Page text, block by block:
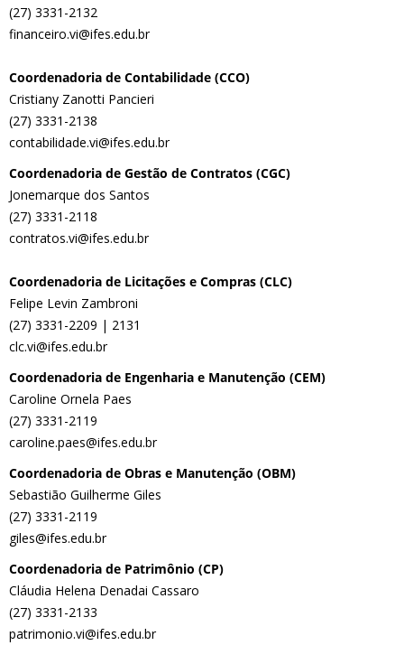
(27) 3331-2132
financeiro.vi@ifes.edu.br
Coordenadoria de Contabilidade (CCO)
Cristiany Zanotti Pancieri
(27) 3331-2138
contabilidade.vi@ifes.edu.br
Coordenadoria de Gestão de Contratos (CGC)
Jonemarque dos Santos
(27) 3331-2118
contratos.vi@ifes.edu.br
Coordenadoria de Licitações e Compras (CLC)
Felipe Levin Zambroni
(27) 3331-2209 | 2131
clc.vi@ifes.edu.br
Coordenadoria de Engenharia e Manutenção (CEM)
Caroline Ornela Paes
(27) 3331-2119
caroline.paes@ifes.edu.br
Coordenadoria de Obras e Manutenção (OBM)
Sebastião Guilherme Giles
(27) 3331-2119
giles@ifes.edu.br
Coordenadoria de Patrimônio (CP)
Cláudia Helena Denadai Cassaro
(27) 3331-2133
patrimonio.vi@ifes.edu.br